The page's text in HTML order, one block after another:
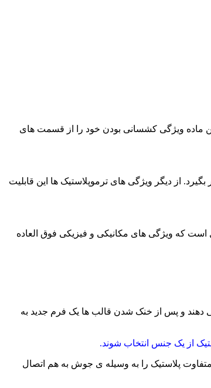
ماده ویژگی کشسانی بودن خود را از قسمت های
از دیگر ویژگی های ترموپلاستیک ها این قابلیت
است که ویژگی های مکانیکی و فیزیکی فوق العاده
می دهند و پس از خنک شدن قالب ها یک فرم جدید به
از یک جنس انتخاب شوند.
متفاوت پلاستیک را به وسیله ی جوش به هم اتصال